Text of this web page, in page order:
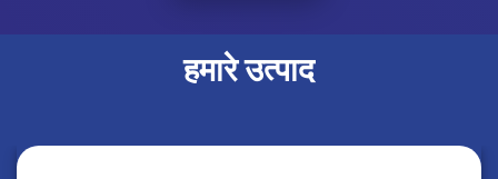
हमारे उत्पाद